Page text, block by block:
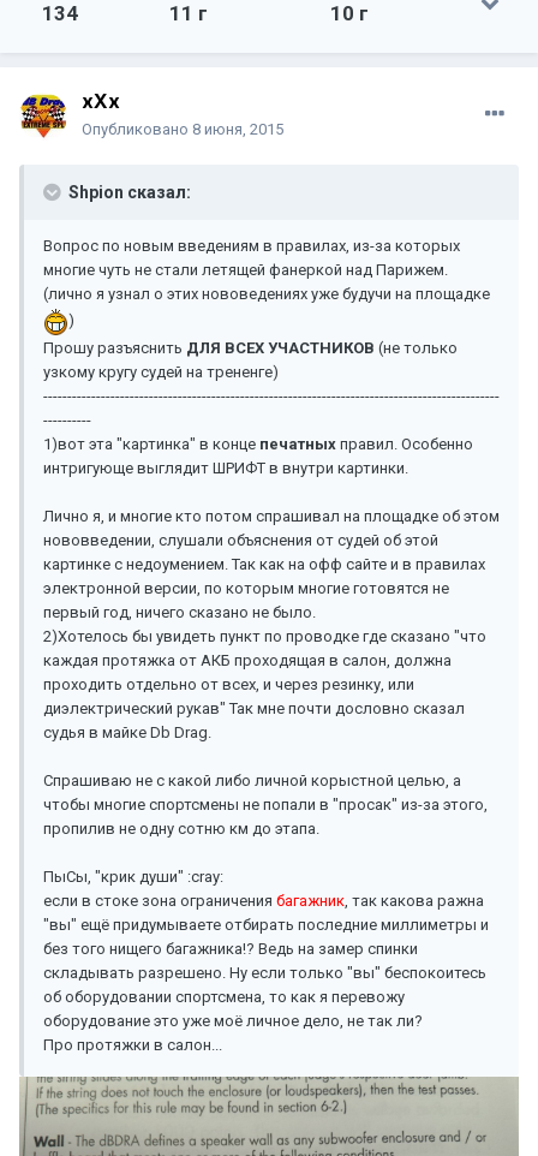
134 11 г 10 г
xXx
Опубликовано 8 июня, 2015
Shpion сказал:
Вопрос по новым введениям в правилах, из-за которых
многие чуть не стали летящей фанеркой над Парижем.
(лично я узнал о этих нововедениях уже будучи на площадке
)
Прошу разъяснить ДЛЯ ВСЕХ УЧАСТНИКОВ (не только
узкому кругу судей на трененге)
-----------------------------------------------------------------------------------------------
----------
1)вот эта "картинка" в конце печатных правил. Особенно
интригующе выглядит ШРИФТ в внутри картинки.
Лично я, и многие кто потом спрашивал на площадке об этом
нововведении, слушали объяснения от судей об этой
картинке с недоумением. Так как на офф сайте и в правилах
электронной версии, по которым многие готовятся не
первый год, ничего сказано не было.
2)Хотелось бы увидеть пункт по проводке где сказано "что
каждая протяжка от АКБ проходящая в салон, должна
проходить отдельно от всех, и через резинку, или
диэлектрический рукав" Так мне почти дословно сказал
судья в майке Db Drag.
Спрашиваю не с какой либо личной корыстной целью, а
чтобы многие спортсмены не попали в "просак" из-за этого,
пропилив не одну сотню км до этапа.
ПыСы, "крик души" :cray:
если в стоке зона ограничения багажник, так какова ражна
"вы" ещё придумываете отбирать последние миллиметры и
без того нищего багажника!? Ведь на замер спинки
складывать разрешено. Ну если только "вы" беспокоитесь
об оборудовании спортсмена, то как я перевожу
оборудование это уже моё личное дело, не так ли?
Про протяжки в салон...